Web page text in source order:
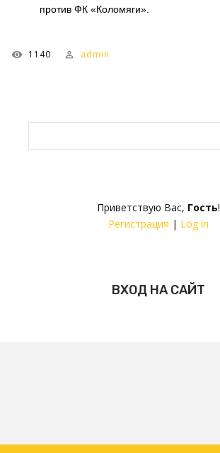
Приветствую Вас, Гость!
Регистрация | Log in
ВХОД НА САЙТ
против ФК «Коломяги».
1140 admin